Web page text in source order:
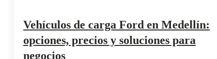
Vehículos de carga Ford en Medellín:
opciones, precios y soluciones para
negocios